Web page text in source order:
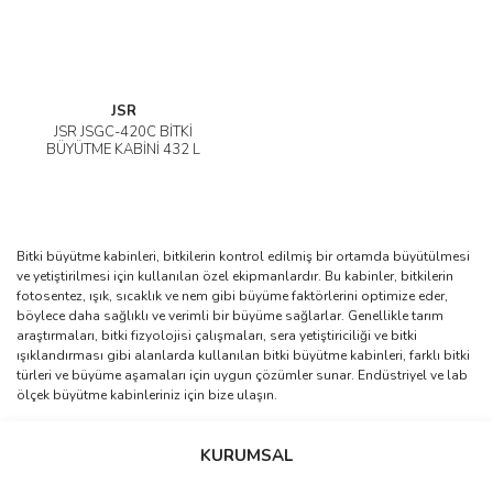
JSR
JSR JSGC-420C BİTKİ
BÜYÜTME KABİNİ 432 L
Bitki büyütme kabinleri, bitkilerin kontrol edilmiş bir ortamda büyütülmesi
ve yetiştirilmesi için kullanılan özel ekipmanlardır. Bu kabinler, bitkilerin
fotosentez, ışık, sıcaklık ve nem gibi büyüme faktörlerini optimize eder,
böylece daha sağlıklı ve verimli bir büyüme sağlarlar. Genellikle tarım
araştırmaları, bitki fizyolojisi çalışmaları, sera yetiştiriciliği ve bitki
ışıklandırması gibi alanlarda kullanılan bitki büyütme kabinleri, farklı bitki
türleri ve büyüme aşamaları için uygun çözümler sunar. Endüstriyel ve lab
ölçek büyütme kabinleriniz için bize ulaşın.
KURUMSAL